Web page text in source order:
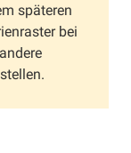
späteren
bei